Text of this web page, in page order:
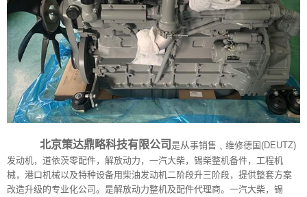
北京策达鼎略科技有限公司 是从事销售﹑维修德国(DEUTZ)
发动机，道依茨零配件，解放动力，一汽大柴，锡柴整机备件，工程机
械，港口机械以及特种设备用柴油发动机二阶段升三阶段，提供整套方案
改造升级的专业化公司。是解放动力整机及配件代理商。 一汽大柴，锡